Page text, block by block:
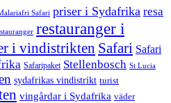
Safari priser i Sydafrika resa
restauranger i
i vindistrikten Safari Safari
Safaripaket Stellenbosch St Lucia
sydafrikas vindistrikt turist
vingårdar i Sydafrika väder